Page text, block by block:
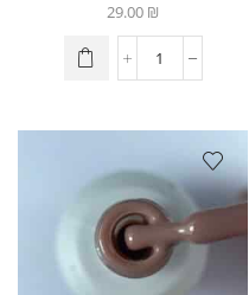
29.00 ₪